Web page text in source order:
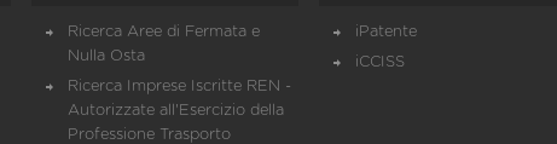
Ricerca Aree di Fermata e
Nulla Osta
Ricerca Imprese Iscritte REN -
Autorizzate all'Esercizio della
Professione Trasporto
iPatente
iCCISS